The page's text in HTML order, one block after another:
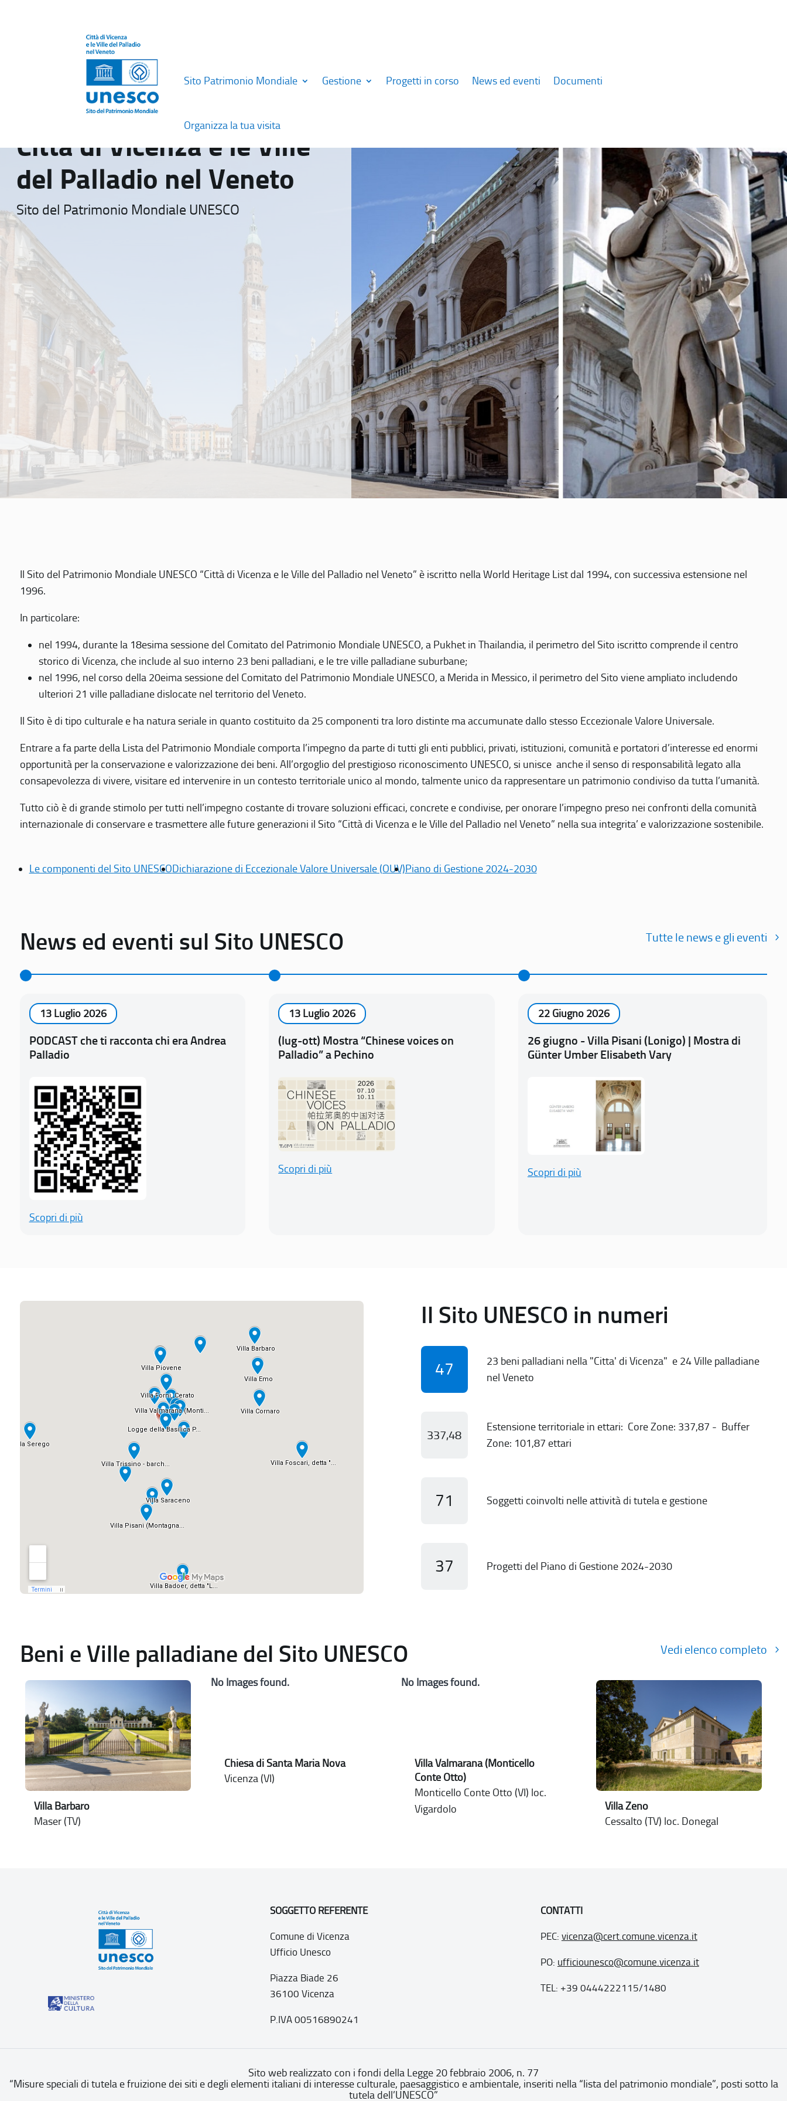
Sito Patrimonio Mondiale Gestione Progetti in corso News ed eventi Documenti
Organizza la tua visita
Città di Vicenza e le Ville
del Palladio nel Veneto
Sito del Patrimonio Mondiale UNESCO
Il Sito del Patrimonio Mondiale UNESCO “Città di Vicenza e le Ville del Palladio nel Veneto” è iscritto nella World Heritage List dal 1994, con successiva estensione nel
1996.
In particolare:
nel 1994, durante la 18esima sessione del Comitato del Patrimonio Mondiale UNESCO, a Pukhet in Thailandia, il perimetro del Sito iscritto comprende il centro
storico di Vicenza, che include al suo interno 23 beni palladiani, e le tre ville palladiane suburbane;
nel 1996, nel corso della 20eima sessione del Comitato del Patrimonio Mondiale UNESCO, a Merida in Messico, il perimetro del Sito viene ampliato includendo
ulteriori 21 ville palladiane dislocate nel territorio del Veneto.
Il Sito è di tipo culturale e ha natura seriale in quanto costituito da 25 componenti tra loro distinte ma accumunate dallo stesso Eccezionale Valore Universale.
Entrare a fa parte della Lista del Patrimonio Mondiale comporta l’impegno da parte di tutti gli enti pubblici, privati, istituzioni, comunità e portatori d’interesse ed enormi
opportunità per la conservazione e valorizzazione dei beni. All’orgoglio del prestigioso riconoscimento UNESCO, si unisce anche il senso di responsabilità legato alla
consapevolezza di vivere, visitare ed intervenire in un contesto territoriale unico al mondo, talmente unico da rappresentare un patrimonio condiviso da tutta l’umanità.
Tutto ciò è di grande stimolo per tutti nell’impegno costante di trovare soluzioni efficaci, concrete e condivise, per onorare l’impegno preso nei confronti della comunità
internazionale di conservare e trasmettere alle future generazioni il Sito “Città di Vicenza e le Ville del Palladio nel Veneto” nella sua integrita’ e valorizzazione sostenibile.
Le componenti del Sito UNESCODichiarazione di Eccezionale Valore Universale (OUV)Piano di Gestione 2024-2030
News ed eventi sul Sito UNESCO Tutte le news e gli eventi
13 Luglio 2026
PODCAST che ti racconta chi era Andrea
Palladio
Scopri di più
13 Luglio 2026
(lug-ott) Mostra “Chinese voices on
Palladio” a Pechino
Scopri di più
22 Giugno 2026
26 giugno - Villa Pisani (Lonigo) | Mostra di
Günter Umber Elisabeth Vary
Scopri di più
Il Sito UNESCO in numeri
47
23 beni palladiani nella "Citta' di Vicenza" e 24 Ville palladiane
nel Veneto
337,48
Estensione territoriale in ettari: Core Zone: 337,87 - Buffer
Zone: 101,87 ettari
71 Soggetti coinvolti nelle attività di tutela e gestione
37 Progetti del Piano di Gestione 2024-2030
Beni e Ville palladiane del Sito UNESCO Vedi elenco completo
Villa Barbaro
Maser (TV)
No Images found.
Chiesa di Santa Maria Nova
Vicenza (VI)
No Images found.
Villa Valmarana (Monticello
Conte Otto)
Monticello Conte Otto (VI) loc.
Vigardolo
Villa Zeno
Cessalto (TV) loc. Donegal
SOGGETTO REFERENTE
Comune di Vicenza
Ufficio Unesco
Piazza Biade 26
36100 Vicenza
P.IVA 00516890241
CONTATTI
PEC: vicenza@cert.comune.vicenza.it
PO: ufficiounesco@comune.vicenza.it
TEL: +39 0444222115/1480
Sito web realizzato con i fondi della Legge 20 febbraio 2006, n. 77
“Misure speciali di tutela e fruizione dei siti e degli elementi italiani di interesse culturale, paesaggistico e ambientale, inseriti nella “lista del patrimonio mondiale”, posti sotto la
tutela dell’UNESCO”